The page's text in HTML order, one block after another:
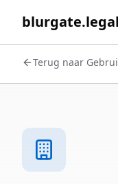
blurgate.legal
Terug naar